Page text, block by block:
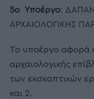
5ο Υποέργο:
ΑΡΧΑΙΟΛΟΓΙΚΗΣ
Το υποέργο αφορά
αρχαιολογικής
των εκσκαπτικών
και 2.